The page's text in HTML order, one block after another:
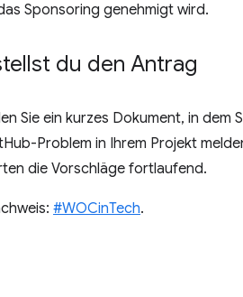
Sponsoring genehmigt wird.
du den Antrag
Sie ein kurzes Dokument, in
Problem in Ihrem Projekt
die Vorschläge fortlaufend.
#WOCinTech.